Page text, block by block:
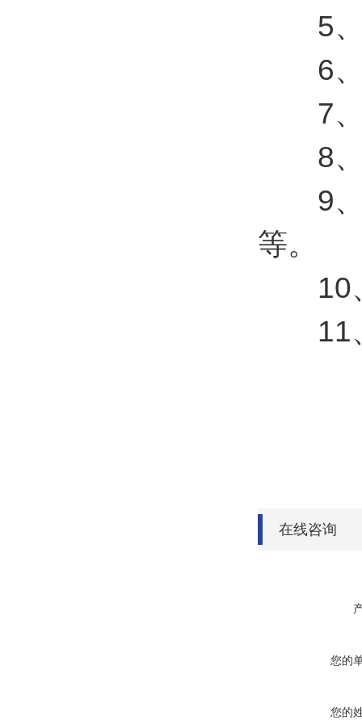
5、
6、
7、
8、
9、
等。
10、
11、
在线咨询
您的
您的